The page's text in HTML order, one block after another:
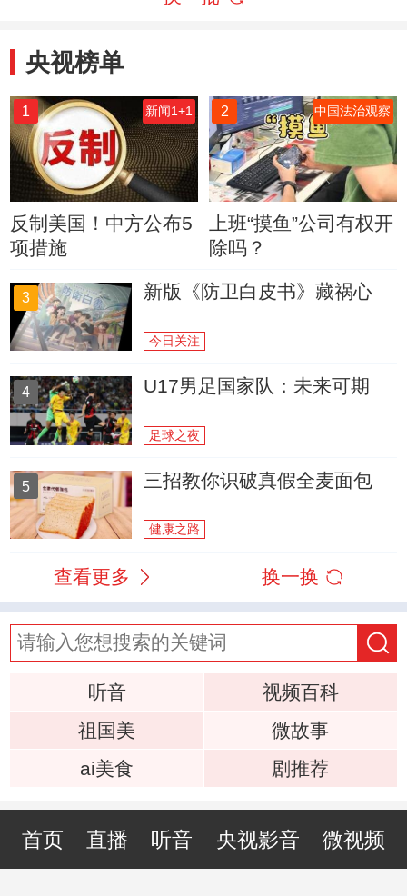
央视榜单
1 新闻1+1
反制美国！中方公布5
项措施
2 中国法治观察
上班“摸鱼”公司有权开
除吗？
3 新版《防卫白皮书》藏祸心
今日关注
4 U17男足国家队：未来可期
足球之夜
5 三招教你识破真假全麦面包
健康之路
查看更多 换一换
听音
视频百科
祖国美
微故事
ai美食
剧推荐
首页 直播 听音 央视影音 微视频